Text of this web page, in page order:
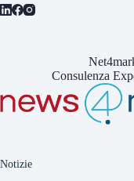
Consulenza
Notizie